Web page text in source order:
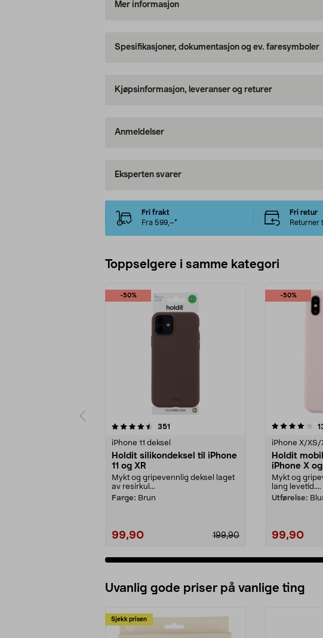
Mer informasjon
Spesifikasjoner, dokumentasjon og ev. faresymboler
Kjøpsinformasjon, leveranser og returer
Anmeldelser
Eksperten svarer
Fri frakt
Fra 599,–*
Fri retur
Returner
Toppselgere i samme kategori
-50%
351
iPhone 11 deksel
Holdit silikondeksel til iPhone
11 og XR
Mykt og gripevennlig deksel laget
av resirkul...
Farge: Brun
99,90 199,90
-50%
4.0 av 5 stjerner
iPhone X/XS/
Holdit
iPhone X
Mykt og
lang levetid....
Utførelse:
99,90
4.5
Uvanlig gode priser på vanlige ting
Sjekk prisen